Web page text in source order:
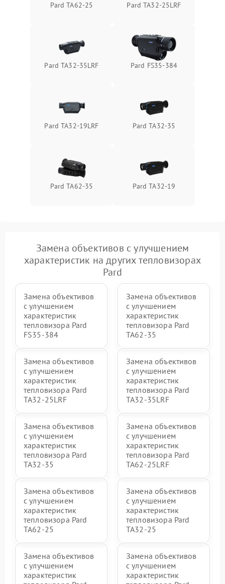
Pard TA62-25 Pard TA32-25LRF
Pard TA32-35LRF Pard FS35-384
Pard TA32-19LRF Pard TA32-35
Pard TA62-35 Pard TA32-19
Замена объективов с улучшением
характеристик на других тепловизорах
Pard
Замена объективов
с улучшением
характеристик
тепловизора Pard
FS35-384
Замена объективов
с улучшением
характеристик
тепловизора Pard
TA62-35
Замена объективов
с улучшением
характеристик
тепловизора Pard
TA32-25LRF
Замена объективов
с улучшением
характеристик
тепловизора Pard
TA32-35LRF
Замена объективов
с улучшением
характеристик
тепловизора Pard
TA32-35
Замена объективов
с улучшением
характеристик
тепловизора Pard
TA62-25LRF
Замена объективов
с улучшением
характеристик
тепловизора Pard
TA62-25
Замена объективов
с улучшением
характеристик
тепловизора Pard
TA32-25
Замена объективов
с улучшением
характеристик
Замена объективов
с улучшением
характеристик